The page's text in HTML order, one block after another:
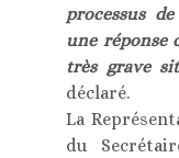
processus
une réponse
très grave
déclaré.
La
du